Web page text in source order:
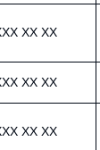
ХХ ХХ
ХХ ХХ
ХХ ХХ